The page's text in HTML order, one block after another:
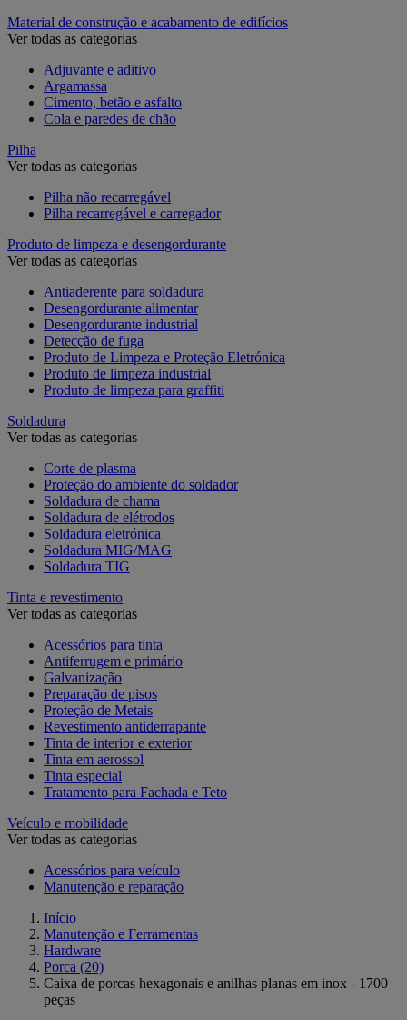
Material de construção e acabamento de edifícios
Ver todas as categorias
Adjuvante e aditivo
Argamassa
Cimento, betão e asfalto
Cola e paredes de chão
Pilha
Ver todas as categorias
Pilha não recarregável
Pilha recarregável e carregador
Produto de limpeza e desengordurante
Ver todas as categorias
Antiaderente para soldadura
Desengordurante alimentar
Desengordurante industrial
Detecção de fuga
Produto de Limpeza e Proteção Eletrónica
Produto de limpeza industrial
Produto de limpeza para graffiti
Soldadura
Ver todas as categorias
Corte de plasma
Proteção do ambiente do soldador
Soldadura de chama
Soldadura de elétrodos
Soldadura eletrónica
Soldadura MIG/MAG
Soldadura TIG
Tinta e revestimento
Ver todas as categorias
Acessórios para tinta
Antiferrugem e primário
Galvanização
Preparação de pisos
Proteção de Metais
Revestimento antiderrapante
Tinta de interior e exterior
Tinta em aerossol
Tinta especial
Tratamento para Fachada e Teto
Veículo e mobilidade
Ver todas as categorias
Acessórios para veículo
Manutenção e reparação
Início
Manutenção e Ferramentas
Hardware
Porca (20)
Caixa de porcas hexagonais e anilhas planas em inox - 1700
peças